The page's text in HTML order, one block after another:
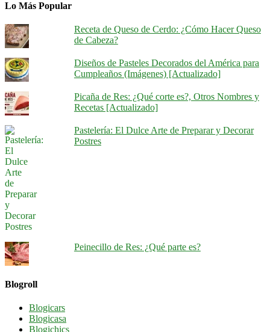
Lo Más Popular
Receta de Queso de Cerdo: ¿Cómo Hacer Queso
de Cabeza?
Diseños de Pasteles Decorados del América para
Cumpleaños (Imágenes) [Actualizado]
Picaña de Res: ¿Qué corte es?, Otros Nombres y
Recetas [Actualizado]
Pastelería: El Dulce Arte de Preparar y Decorar
Postres
Peinecillo de Res: ¿Qué parte es?
Blogroll
Blogicars
Blogicasa
Blogichics